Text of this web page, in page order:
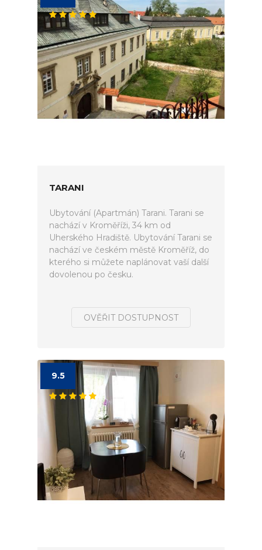
TARANI
Ubytování (Apartmán) Tarani. Tarani se
nachází v Kroměříži, 34 km od
Uherského Hradiště. Ubytování Tarani se
nachází ve českém městě Kroměříž, do
kterého si můžete naplánovat vaší další
dovolenou po česku.
OVĚŘIT DOSTUPNOST
9.5